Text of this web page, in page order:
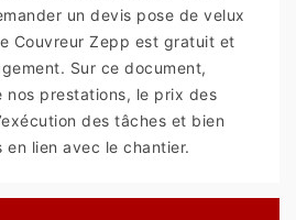
un devis pose de velux
Couvreur Zepp est gratuit et
Sur ce document,
prestations, le prix des
des tâches et bien
en lien avec le chantier.